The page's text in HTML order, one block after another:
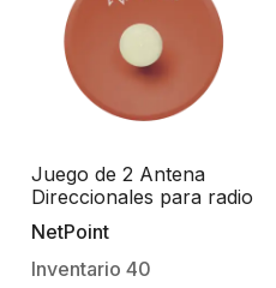
Juego de 2 Antena
Direccionales para radio
C5x y B5x / 4.9-6.4 GHz
/ Ganancia 27 dBi /
Montaje incluido.
NetPoint
Inventario 40